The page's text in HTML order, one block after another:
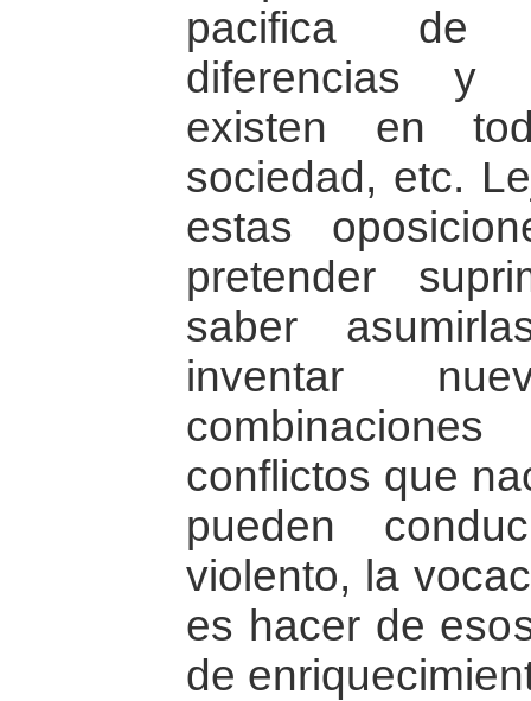
pacifica de
diferencias y
existen en
sociedad, etc.
estas
pretender
saber
inventar
conflictos que
pueden
violento, la
es hacer de
de